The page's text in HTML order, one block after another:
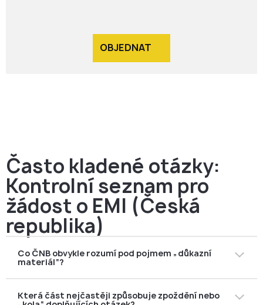
OBJEDNAT
Často kladené otázky:
Kontrolní seznam pro
žádost o EMI (Česká
republika)
Co ČNB obvykle rozumí pod pojmem „důkazní
materiál“?
zásady, ale o artefakty, které prokazují, že můžete EMI
Která část nejčastěji způsobuje zpoždění nebo